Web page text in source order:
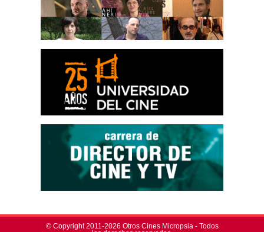
© Copyright 2011-2026 Otros Cines Micropsia - Todos